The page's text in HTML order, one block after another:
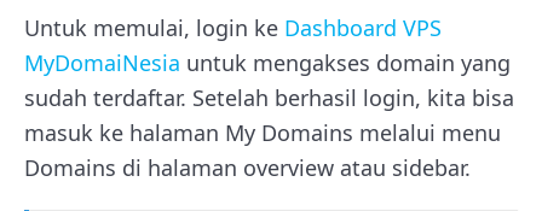
Untuk memulai, login ke Dashboard VPS
MyDomaiNesia untuk mengakses domain yang
sudah terdaftar. Setelah berhasil login, kita bisa
masuk ke halaman My Domains melalui menu
Domains di halaman overview atau sidebar.